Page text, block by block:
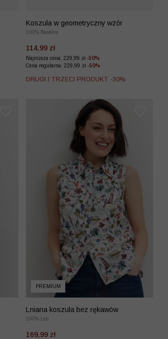
Koszula w geometryczny wzór
100% Bawełna
114,99 zł
Najniższa cena: 229,99 zł -50%
Cena regularna: 229,99 zł -50%
DRUGI I TRZECI PRODUKT -30%
PREMIUM
Lniana koszula bez rękawów
100% Len
169,99 zł